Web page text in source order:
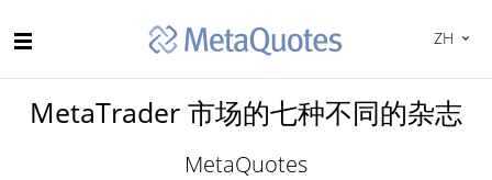
ZH
MetaTrader 市场的七种不同的杂志
MetaQuotes